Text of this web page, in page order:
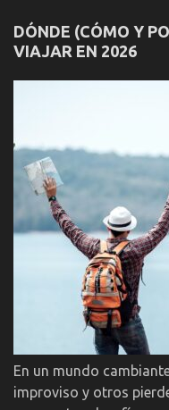
DÓNDE (CÓMO Y
VIAJAR EN 2026
En un mundo
improviso y otros